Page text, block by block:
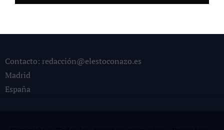
Contacto: redacción@elestoconazo.es
Madrid
España